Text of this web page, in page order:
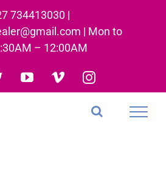
734413030 |
| Mon to
– 12:00AM
TwitterYouTubeVimeoInstagram